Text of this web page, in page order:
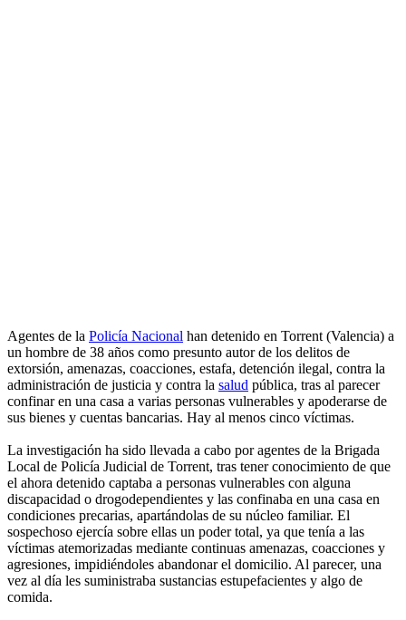
Agentes de la Policía Nacional han detenido en Torrent (Valencia) a
un hombre de 38 años como presunto autor de los delitos de
extorsión, amenazas, coacciones, estafa, detención ilegal, contra la
administración de justicia y contra la salud pública, tras al parecer
confinar en una casa a varias personas vulnerables y apoderarse de
sus bienes y cuentas bancarias. Hay al menos cinco víctimas.
La investigación ha sido llevada a cabo por agentes de la Brigada
Local de Policía Judicial de Torrent, tras tener conocimiento de que
el ahora detenido captaba a personas vulnerables con alguna
discapacidad o drogodependientes y las confinaba en una casa en
condiciones precarias, apartándolas de su núcleo familiar. El
sospechoso ejercía sobre ellas un poder total, ya que tenía a las
víctimas atemorizadas mediante continuas amenazas, coacciones y
agresiones, impidiéndoles abandonar el domicilio. Al parecer, una
vez al día les suministraba sustancias estupefacientes y algo de
comida.